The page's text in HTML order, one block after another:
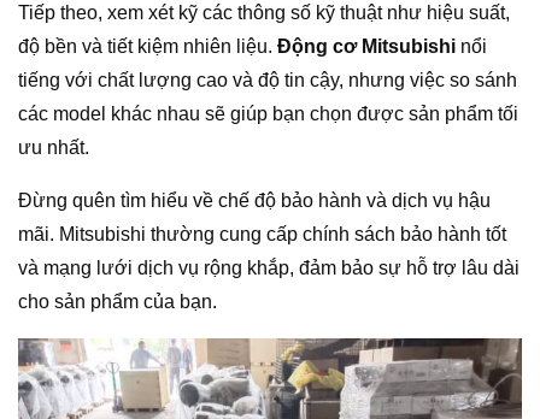
Tiếp theo, xem xét kỹ các thông số kỹ thuật như hiệu suất,
độ bền và tiết kiệm nhiên liệu. Động cơ Mitsubishi nổi
tiếng với chất lượng cao và độ tin cậy, nhưng việc so sánh
các model khác nhau sẽ giúp bạn chọn được sản phẩm tối
ưu nhất.
Đừng quên tìm hiểu về chế độ bảo hành và dịch vụ hậu
mãi. Mitsubishi thường cung cấp chính sách bảo hành tốt
và mạng lưới dịch vụ rộng khắp, đảm bảo sự hỗ trợ lâu dài
cho sản phẩm của bạn.